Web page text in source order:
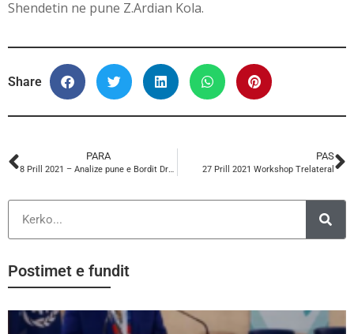
Shendetin ne pune Z.Ardian Kola.
Share
PARA
8 Prill 2021 – Analize pune e Bordit Drejtues te Qendres Ekonomike te KSSH-se.
PAS
27 Prill 2021 Workshop Trelateral
Postimet e fundit